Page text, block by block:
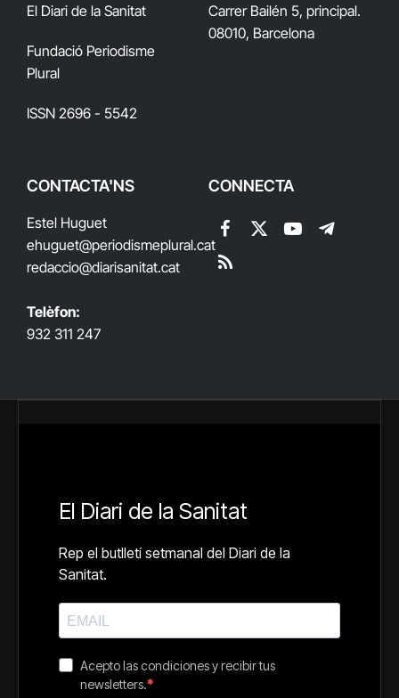
El Diari de la Sanitat
Fundació Periodisme
Plural
ISSN 2696 - 5542
Carrer Bailén 5, principal.
08010, Barcelona
CONTACTA'NS
Estel Huguet
ehuguet@periodismeplural.cat
redaccio@diarisanitat.cat
Telèfon:
932 311 247
CONNECTA
Facebook
X
YouTubeTelegram
RSS